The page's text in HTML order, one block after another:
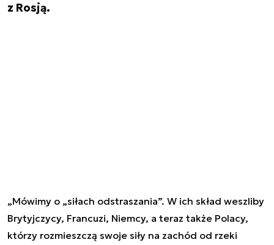
z Rosją.
„Mówimy o „siłach odstraszania”. W ich skład weszliby
Brytyjczycy, Francuzi, Niemcy, a teraz także Polacy,
którzy rozmieszczą swoje siły na zachód od rzeki